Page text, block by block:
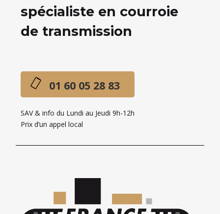
spécialiste en courroie
de transmission
01 60 05 28 83
SAV & info du Lundi au Jeudi 9h-12h
Prix d’un appel local